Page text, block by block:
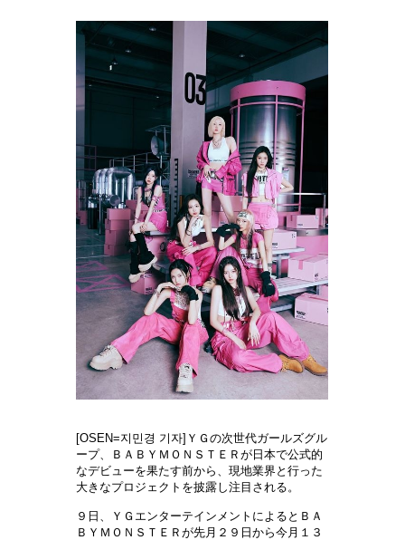
[OSEN=지민경 기자]ＹＧの次世代ガールズグル
ープ、ＢＡＢＹＭＯＮＳＴＥＲが日本で公式的
なデビューを果たす前から、現地業界と行った
大きなプロジェクトを披露し注目される。
９日、ＹＧエンターテインメントによるとＢＡ
ＢＹＭＯＮＳＴＥＲが先月２９日から今月１３